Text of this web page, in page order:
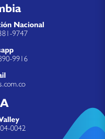
Nacional
9747
9916
0042